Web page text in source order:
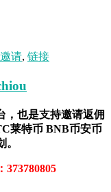
邀请, 链接
，也是支持邀请返佣
莱特币 BNB币安币